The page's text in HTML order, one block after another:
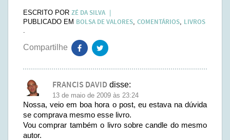
ESCRITO POR ZÉ DA SILVA
PUBLICADO EM BOLSA DE VALORES, COMENTÁRIOS, LIVROS
.
FRANCIS DAVID disse:
13 de maio de 2009 às 23:24
Nossa, veio em boa hora o post, eu estava na dúvida
se comprava mesmo esse livro.
Vou comprar também o livro sobre candle do mesmo
autor.